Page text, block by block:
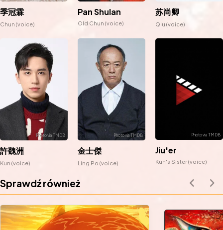
季冠霖
Chun (voice)
Pan Shulan
Old Chun (voice)
苏尚卿
Qiu (voice)
許魏洲
Kun (voice)
金士傑
Ling Po (voice)
Jiu'er
Kun's Sister (voice)
Sprawdź również